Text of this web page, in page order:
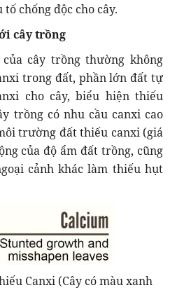
chống độc cho cây.
cây trồng
cây trồng thường không
trong đất, phần lớn đất tự
cho cây, biểu hiện thiếu
trồng có nhu cầu canxi cao
trường đất thiếu canxi (giá
của độ ẩm đất trồng, cũng
cảnh khác làm thiếu hụt
Canxi (Cây có màu xanh